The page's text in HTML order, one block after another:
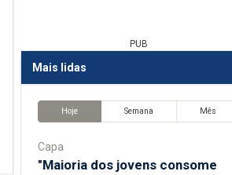
PUB
Mais lidas
Hoje Semana Mês
Capa
"Maioria dos jovens consome